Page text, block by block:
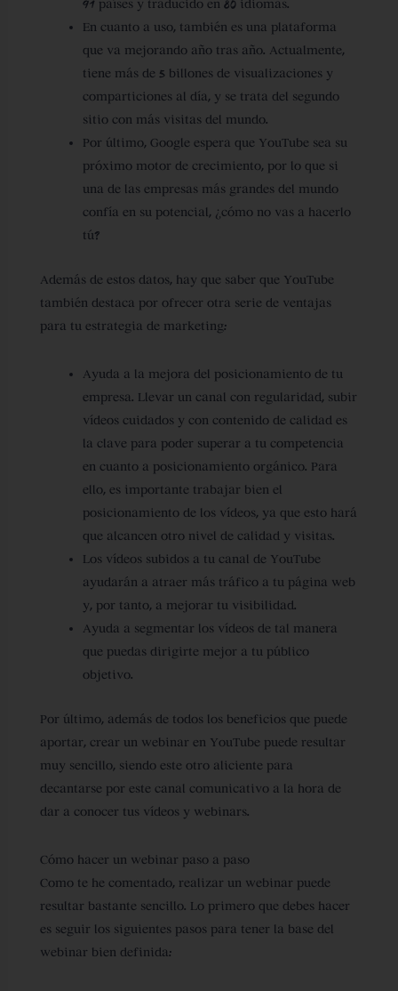
91 países y traducido en 80 idiomas.
En cuanto a uso, también es una plataforma
que va mejorando año tras año. Actualmente,
tiene más de 5 billones de visualizaciones y
comparticiones al día, y se trata del segundo
sitio con más visitas del mundo.
Por último, Google espera que YouTube sea su
próximo motor de crecimiento, por lo que si
una de las empresas más grandes del mundo
confía en su potencial, ¿cómo no vas a hacerlo
tú?
Además de estos datos, hay que saber que YouTube
también destaca por ofrecer otra serie de ventajas
para tu estrategia de marketing:
Ayuda a la mejora del posicionamiento de tu
empresa. Llevar un canal con regularidad, subir
vídeos cuidados y con contenido de calidad es
la clave para poder superar a tu competencia
en cuanto a posicionamiento orgánico. Para
ello, es importante trabajar bien el
posicionamiento de los vídeos, ya que esto hará
que alcancen otro nivel de calidad y visitas.
Los vídeos subidos a tu canal de YouTube
ayudarán a atraer más tráficoa tu página web
y, por tanto, a mejorar tu visibilidad.
Ayuda a segmentar los vídeosde tal manera
que puedas dirigirte mejor a tu público
objetivo.
Por último, además de todos los beneficios que puede
aportar, crear un webinar en YouTube puede resultar
muy sencillo, siendo este otro aliciente para
decantarse por este canal comunicativo a la hora de
dar a conocer tus vídeos y webinars.
Cómo hacer un webinar paso a paso
Como te he comentado, realizar un webinar puede
resultar bastante sencillo. Lo primero que debes hacer
es seguir los siguientes pasos para tener la base del
webinar bien definida: